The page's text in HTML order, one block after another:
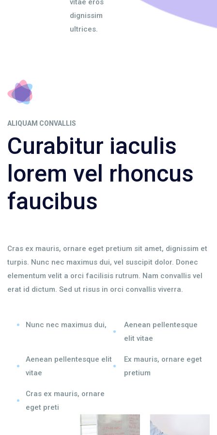
vitae eros
dignissim
ultrices.
ALIQUAM CONVALLIS
Curabitur iaculis
lorem vel rhoncus
faucibus
Cras ex mauris, ornare eget pretium sit amet, dignissim et
turpis. Nunc nec maximus dui, vel suscipit dolor. Donec
elementum velit a orci facilisis rutrum. Nam convallis vel
erat id dictum. Sed ut risus in orci convallis viverra.
Nunc nec maximus dui,
Aenean pellentesque
elit vitae
Aenean pellentesque elit
vitae
Ex mauris, ornare eget
pretium
Cras ex mauris, ornare
eget preti